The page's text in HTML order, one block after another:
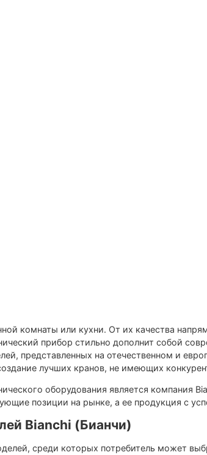
комнаты или кухни. От их качества
прибор стильно дополнит собой
представленных на отечественном и
лучших кранов, не имеющих
оборудования является компания
позиции на рынке, а ее продукция с
Bianchi (Бианчи)
среди которых потребитель может